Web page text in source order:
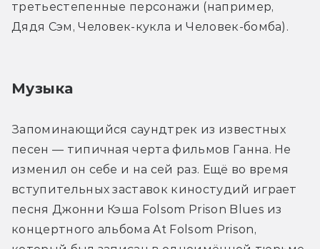
третьестепенные персонажи (например,
Дядя Сэм, Человек-кукла и Человек-бомба).
Музыка
Запоминающийся саундтрек из известных
песен — типичная черта фильмов Ганна. Не
изменил он себе и на сей раз. Ещё во время
вступительных заставок киностудий играет
песня Джонни Кэша Folsom Prison Blues из
концертного альбома At Folsom Prison,